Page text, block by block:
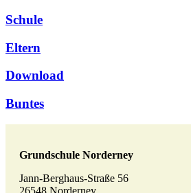
Schule
Eltern
Download
Buntes
Grundschule Norderney
Jann-Berghaus-Straße 56
26548 Norderney